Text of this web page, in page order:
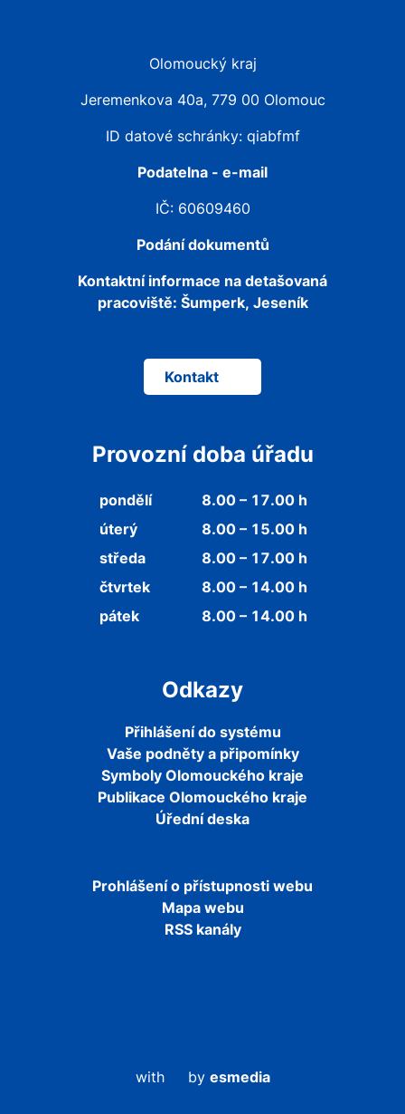
Olomoucký kraj
Jeremenkova 40a, 779 00 Olomouc
ID datové schránky: qiabfmf
Podatelna - e-mail
IČ: 60609460
Podání dokumentů
Kontaktní informace na detašovaná
pracoviště: Šumperk, Jeseník
Kontakt
Provozní doba úřadu
pondělí
8.00 – 17.00 h
úterý
8.00 – 15.00 h
středa
8.00 – 17.00 h
čtvrtek
8.00 – 14.00 h
pátek
8.00 – 14.00 h
Odkazy
Přihlášení do systému
Vaše podněty a připomínky
Symboly Olomouckého kraje
Publikace Olomouckého kraje
Úřední deska
Prohlášení o přístupnosti webu
Mapa webu
RSS kanály
with by esmedia